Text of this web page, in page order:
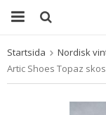
Startsida Nordisk
Artic Shoes Topaz